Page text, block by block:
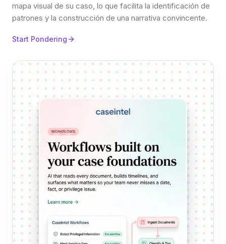
mapa visual de su caso, lo que facilita la identificación de
patrones y la construcción de una narrativa convincente.
Start Pondering